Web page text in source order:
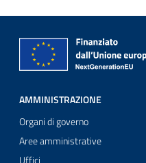
AMMINISTRAZIONE
Organi di governo
Aree amministrative